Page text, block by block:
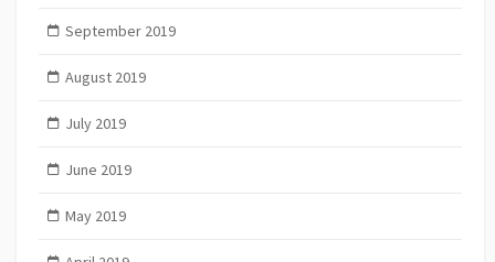
September 2019
August 2019
July 2019
June 2019
May 2019